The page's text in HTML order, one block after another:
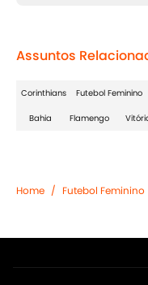
Assuntos
Corinthians Futebol Feminino
Bahia Flamengo
Home / Futebol Feminino